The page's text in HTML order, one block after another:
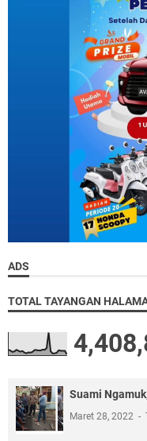
ADS
TOTAL TAYANGAN
Suami
Maret 28, 2022